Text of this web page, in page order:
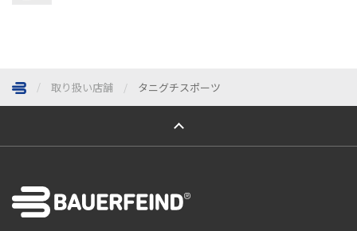
取り扱い店舗 タニグチスポーツ
ページトップへ